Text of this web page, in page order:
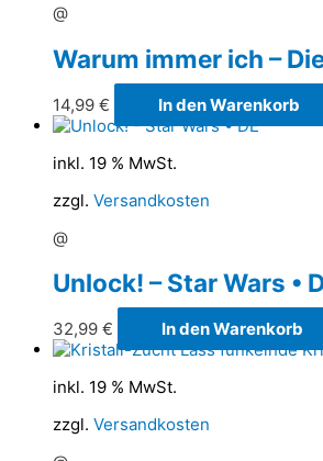
@
Warum immer ich –
14,99 € In den Warenkorb
inkl. 19 % MwSt.
zzgl. Versandkosten
@
Unlock! – Star Wars •
32,99 € In den Warenkorb
inkl. 19 % MwSt.
zzgl. Versandkosten